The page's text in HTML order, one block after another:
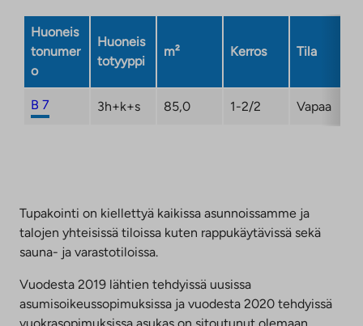
Huoneis
tonumer
o
Huoneis
totyyppi
m² Kerros Tila
B 7 3h+k+s 85,0 1-2/2 Vapaa
Tupakointi on kiellettyä kaikissa asunnoissamme ja
talojen yhteisissä tiloissa kuten rappukäytävissä sekä
sauna- ja varastotiloissa.
Vuodesta 2019 lähtien tehdyissä uusissa
asumisoikeussopimuksissa ja vuodesta 2020 tehdyissä
vuokrasopimuksissa asukas on sitoutunut olemaan